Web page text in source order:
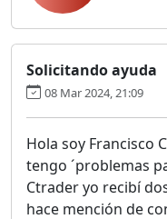
Solicitando ayuda
08 Mar 2024, 21:09
Hola soy Francisco
tengo ´problemas
Ctrader yo recibí
hace mención de